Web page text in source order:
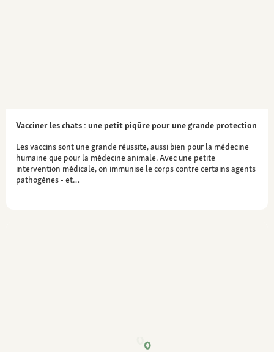
Vacciner les chats : une petit piqûre pour une grande protection
Les vaccins sont une grande réussite, aussi bien pour la médecine
humaine que pour la médecine animale. Avec une petite
intervention médicale, on immunise le corps contre certains agents
pathogènes - et…